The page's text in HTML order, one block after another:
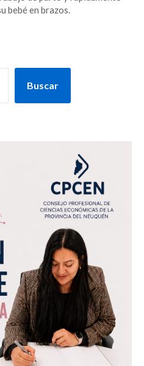
bebé en brazos.
Buscar